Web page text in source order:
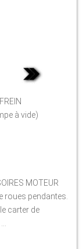
à vide)
MOTEUR
roues pendantes.
carter de